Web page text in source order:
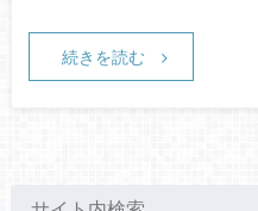
続きを読む